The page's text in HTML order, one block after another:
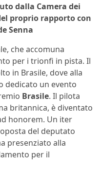
dalla Camera dei
proprio rapporto con
Senna
che accomuna
per i trionfi in pista. Il
in Brasile, dove alla
dedicato un evento
Brasile. Il pilota
britannica, è diventato
honorem. Un iter
del deputato
presenziato alla
per il